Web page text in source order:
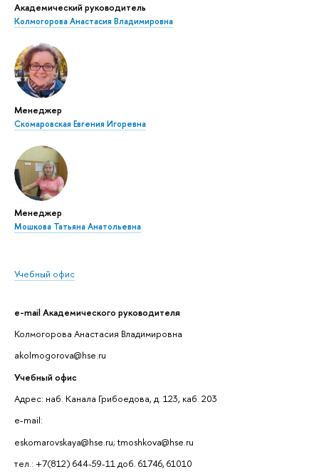
Академический руководитель
Колмогорова Анастасия Владимировна
Менеджер
Скомаровская Евгения Игоревна
Менеджер
Мошкова Татьяна Анатольевна
Учебный офис
e-mail Академического руководителя
Колмогорова Анастасия Владимировна
akolmogorova@hse.ru
Учебный офис
Адрес: наб. Канала Грибоедова, д. 123, каб. 203
e-mail:
eskomarovskaya@hse.ru; tmoshkova@hse.ru
тел.: +7(812) 644-59-11 доб. 61746, 61010